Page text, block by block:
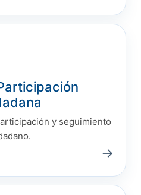
y seguimiento
→